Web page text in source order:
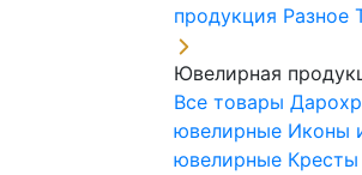
продукция Разное
Ювелирная
Все товары
ювелирные Иконы
ювелирные